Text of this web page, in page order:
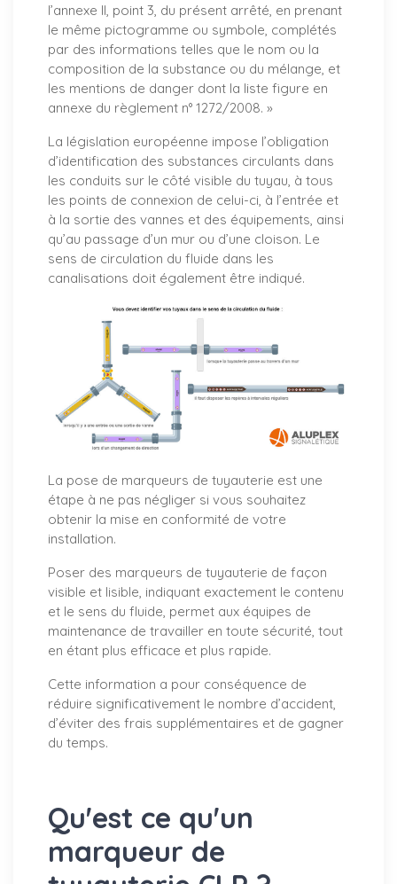
l’annexe II, point 3, du présent arrêté, en prenant
le même pictogramme ou symbole, complétés
par des informations telles que le nom ou la
composition de la substance ou du mélange, et
les mentions de danger dont la liste figure en
annexe du règlement n° 1272/2008. »
La législation européenne impose l’obligation
d’identification des substances circulants dans
les conduits sur le côté visible du tuyau, à tous
les points de connexion de celui-ci, à l’entrée et
à la sortie des vannes et des équipements, ainsi
qu’au passage d’un mur ou d’une cloison. Le
sens de circulation du fluide dans les
canalisations doit également être indiqué.
La pose de marqueurs de tuyauterie est une
étape à ne pas négliger si vous souhaitez
obtenir la mise en conformité de votre
installation.
Poser des marqueurs de tuyauterie de façon
visible et lisible, indiquant exactement le contenu
et le sens du fluide, permet aux équipes de
maintenance de travailler en toute sécurité, tout
en étant plus efficace et plus rapide.
Cette information a pour conséquence de
réduire significativement le nombre d’accident,
d’éviter des frais supplémentaires et de gagner
du temps.
Qu'est ce qu'un
marqueur de